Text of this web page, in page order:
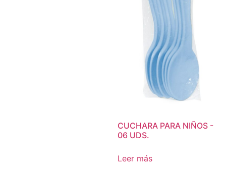
CUCHARA PARA NIÑOS -
06 UDS.
Leer más